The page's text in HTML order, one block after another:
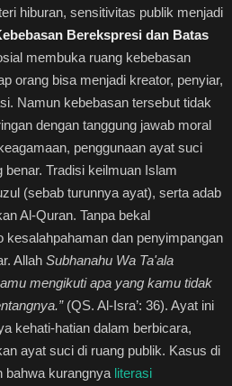
hiburan, sensitivitas publik menjadi
Berekspresi dan Batas
membuka ruang kebebasan
orang bisa menjadi kreator, penyiar,
Namun kebebasan tersebut tidak
dengan tanggung jawab moral
penggunaan ayat suci
Tradisi keilmuan Islam
(sebab turunnya ayat), serta adab
Al-Quran. Tanpa bekal
kesalahpahaman dan penyimpangan
Allah Subhanahu Wa Ta'ala
mengikuti apa yang kamu tidak
(QS. Al-Isra’: 36). Ayat ini
kehati-hatian dalam berbicara,
ayat suci di ruang publik. Kasus di
bahwa kurangnya literasi